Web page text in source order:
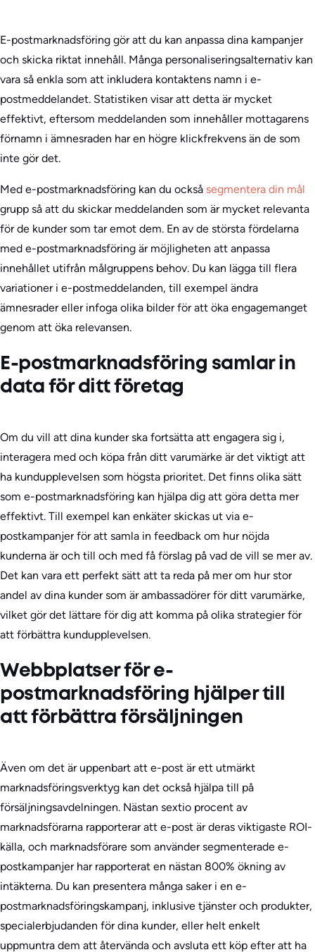
E-postmarknadsföring gör att du kan anpassa dina kampanjer
och skicka riktat innehåll. Många personaliseringsalternativ kan
vara så enkla som att inkludera kontaktens namn i e-
postmeddelandet. Statistiken visar att detta är mycket
effektivt, eftersom meddelanden som innehåller mottagarens
förnamn i ämnesraden har en högre klickfrekvens än de som
inte gör det.
Med e-postmarknadsföring kan du också segmentera din mål
grupp så att du skickar meddelanden som är mycket relevanta
för de kunder som tar emot dem. En av de största fördelarna
med e-postmarknadsföring är möjligheten att anpassa
innehållet utifrån målgruppens behov. Du kan lägga till flera
variationer i e-postmeddelanden, till exempel ändra
ämnesrader eller infoga olika bilder för att öka engagemanget
genom att öka relevansen.
E-postmarknadsföring samlar in
data för ditt företag
Om du vill att dina kunder ska fortsätta att engagera sig i,
interagera med och köpa från ditt varumärke är det viktigt att
ha kundupplevelsen som högsta prioritet. Det finns olika sätt
som e-postmarknadsföring kan hjälpa dig att göra detta mer
effektivt. Till exempel kan enkäter skickas ut via e-
postkampanjer för att samla in feedback om hur nöjda
kunderna är och till och med få förslag på vad de vill se mer av.
Det kan vara ett perfekt sätt att ta reda på mer om hur stor
andel av dina kunder som är ambassadörer för ditt varumärke,
vilket gör det lättare för dig att komma på olika strategier för
att förbättra kundupplevelsen.
Webbplatser för e-
postmarknadsföring hjälper till
att förbättra försäljningen
Även om det är uppenbart att e-post är ett utmärkt
marknadsföringsverktyg kan det också hjälpa till på
försäljningsavdelningen. Nästan sextio procent av
marknadsförarna rapporterar att e-post är deras viktigaste ROI-
källa, och marknadsförare som använder segmenterade e-
postkampanjer har rapporterat en nästan 800% ökning av
intäkterna. Du kan presentera många saker i en e-
postmarknadsföringskampanj, inklusive tjänster och produkter,
specialerbjudanden för dina kunder, eller helt enkelt
uppmuntra dem att återvända och avsluta ett köp efter att ha